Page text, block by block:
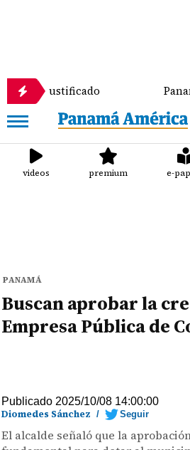
Panameño
videos premium e-
PANAMÁ
Buscan aprobar la
Empresa Pública de
Publicado 2025/10/08 14:00:00
Diomedes Sánchez / Seguir
El alcalde señaló que la